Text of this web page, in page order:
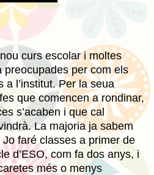
curs escolar i moltes
preocupades per com els
a l’institut. Per la seua
que comencen a rondinar,
s’acaben i que cal
La majoria ja sabem
faré classes a primer de
d’ESO, com fa dos anys, i
més o menys